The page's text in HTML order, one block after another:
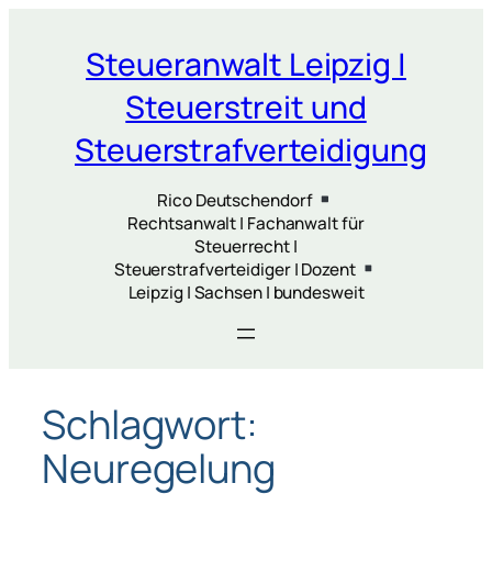
springenSteueranwalt Leipzig |
Steuerstreit und
Steuerstrafverteidigung
Rico Deutschendorf
Rechtsanwalt | Fachanwalt für
Steuerrecht |
Steuerstrafverteidiger | Dozent
Leipzig | Sachsen | bundesweit
Schlagwort:
Neuregelung